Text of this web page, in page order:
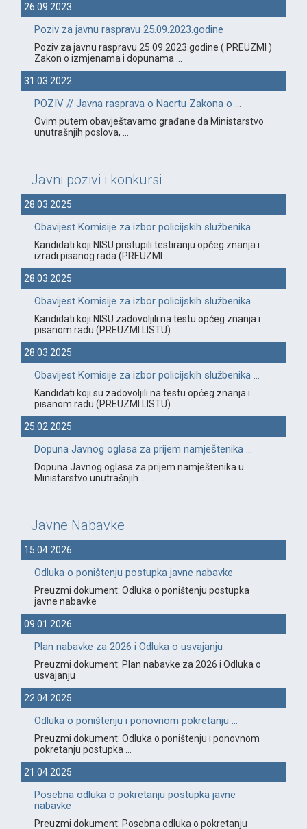
26.09.2023
Poziv za javnu raspravu 25.09.2023.godine
Poziv za javnu raspravu 25.09.2023.godine ( PREUZMI )
Zakon o izmjenama i dopunama ...
31.03.2022
POZIV // Javna rasprava o Nacrtu Zakona o ...
Ovim putem obavještavamo građane da Ministarstvo
unutrašnjih poslova, ...
Javni pozivi i konkursi
28.03.2025
Obavijest Komisije za izbor policijskih službenika ...
Kandidati koji NISU pristupili testiranju općeg znanja i
izradi pisanog rada (PREUZMI ...
28.03.2025
Obavijest Komisije za izbor policijskih službenika ...
Kandidati koji NISU zadovoljili na testu općeg znanja i
pisanom radu (PREUZMI LISTU).
28.03.2025
Obavijest Komisije za izbor policijskih službenika ...
Kandidati koji su zadovoljili na testu općeg znanja i
pisanom radu (PREUZMI LISTU)
25.02.2025
Dopuna Javnog oglasa za prijem namještenika ...
Dopuna Javnog oglasa za prijem namještenika u
Ministarstvo unutrašnjih ...
Javne Nabavke
15.04.2026
Odluka o poništenju postupka javne nabavke
Preuzmi dokument: Odluka o poništenju postupka
javne nabavke
09.01.2026
Plan nabavke za 2026 i Odluka o usvajanju
Preuzmi dokument: Plan nabavke za 2026 i Odluka o
usvajanju
22.04.2025
Odluka o poništenju i ponovnom pokretanju ...
Preuzmi dokument: Odluka o poništenju i ponovnom
pokretanju postupka ...
21.04.2025
Posebna odluka o pokretanju postupka javne
nabavke
Preuzmi dokument: Posebna odluka o pokretanju